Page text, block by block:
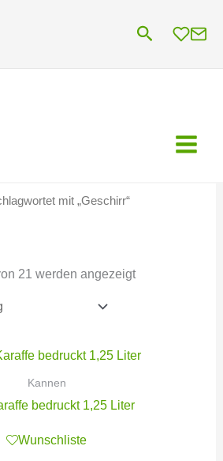
Suchen
mit „Geschirr“
21 werden angezeigt
Kannen
bedruckt 1,25 Liter
Wunschliste